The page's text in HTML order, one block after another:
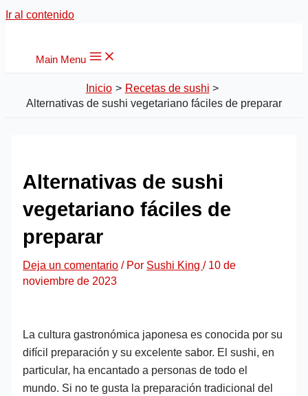
Ir al contenido
Main Menu
Inicio
Recetas de sushi
Alternativas de sushi vegetariano fáciles de preparar
Alternativas de sushi
vegetariano fáciles de
preparar
Deja un comentario / Por Sushi King/ 10 de
noviembre de 2023
La cultura gastronómica japonesa es conocida por su
difícil preparación y su excelente sabor. El sushi, en
particular, ha encantado a personas de todo el
mundo. Si no te gusta la preparación tradicional del